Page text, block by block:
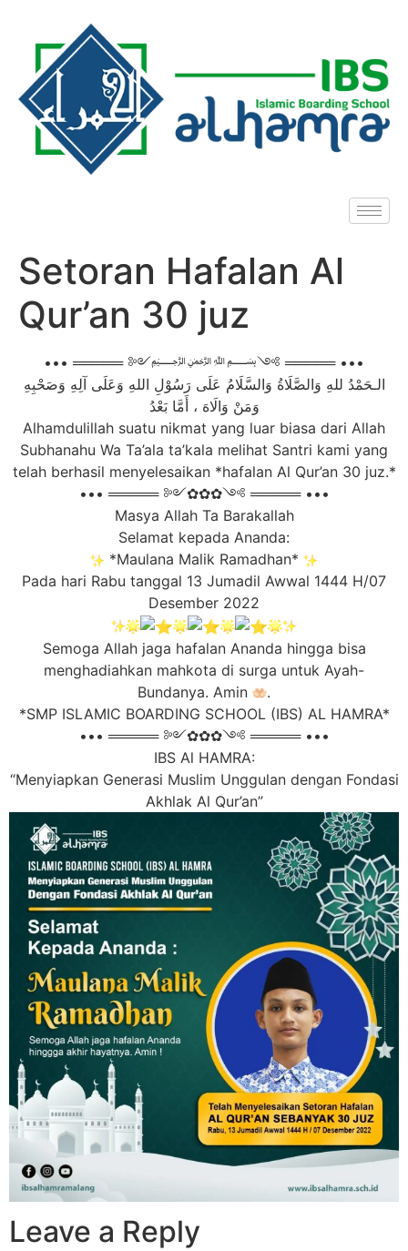
Setoran Hafalan Al
Qur’an 30 juz
••• ═════ ༻﷽༺ ═════ •••
الـحَمْدُ للهِ وَالصَّلَاةُ وَالسَّلَامُ عَلَى رَسُوْلِ اللهِ وَعَلَى آلِهِ وَصَحْبِهِ
وَمَنْ وَالَاهَ ، أَمَّا بَعْدُ
Alhamdulillah suatu nikmat yang luar biasa dari Allah
Subhanahu Wa Ta’ala ta’kala melihat Santri kami yang
telah berhasil menyelesaikan *hafalan Al Qur’an 30 juz.*
••• ═════ ༻✿✿✿༺ ═════ •••
Masya Allah Ta Barakallah
Selamat kepada Ananda:
*Maulana Malik Ramadhan*
Pada hari Rabu tanggal 13 Jumadil Awwal 1444 H/07
Desember 2022
Semoga Allah jaga hafalan Ananda hingga bisa
menghadiahkan mahkota di surga untuk Ayah-
Bundanya. Amin
.
*SMP ISLAMIC BOARDING SCHOOL (IBS) AL HAMRA*
••• ═════ ༻✿✿✿༺ ═════ •••
IBS Al HAMRA:
“Menyiapkan Generasi Muslim Unggulan dengan Fondasi
Akhlak Al Qur’an”
Leave a Reply